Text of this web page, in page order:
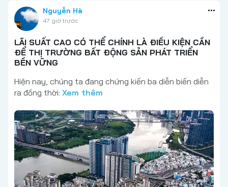
Nguyễn Hà
47 giờ trước
LÃI SUẤT CAO CÓ THỂ CHÍNH LÀ ĐIỀU KIỆN CẦN
ĐỂ THỊ TRƯỜNG BẤT ĐỘNG SẢN PHÁT TRIỂN
BỀN VỮNG
Hiện nay, chúng ta đang chứng kiến ba diễn biến diễn
ra đồng thời: Xem thêm